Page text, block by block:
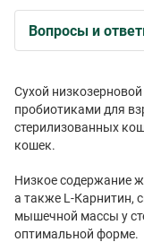
Вопросы и
Сухой
пробиотиками для
стерилизованных
кошек.
Низкое содержание
а также L-Карнитин,
мышечной массы у
оптимальной форме.